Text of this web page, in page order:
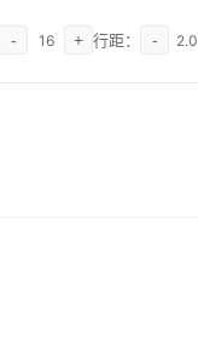
- 16 + 行距： - 2.0